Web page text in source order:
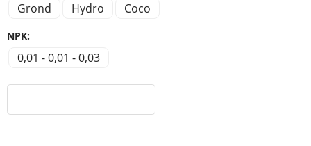
Grond Hydro Coco
NPK:
0,01 - 0,01 - 0,03